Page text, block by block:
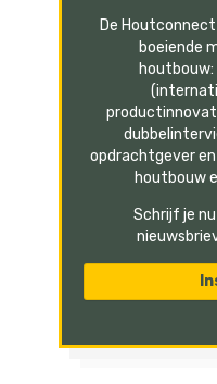
De
boeiende
opdrachtgever
houtbouw
Schrijf je